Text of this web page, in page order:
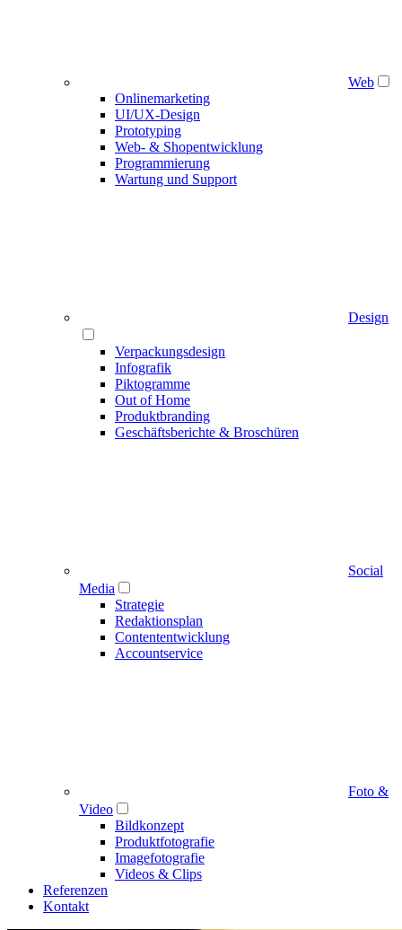
Web
Onlinemarketing
UI/UX-Design
Prototyping
Web- & Shopentwicklung
Programmierung
Wartung und Support
Design
Verpackungsdesign
Infografik
Piktogramme
Out of Home
Produktbranding
Geschäftsberichte & Broschüren
Social
Media
Strategie
Redaktionsplan
Contententwicklung
Accountservice
Foto &
Video
Bildkonzept
Produktfotografie
Imagefotografie
Videos & Clips
Referenzen
Kontakt